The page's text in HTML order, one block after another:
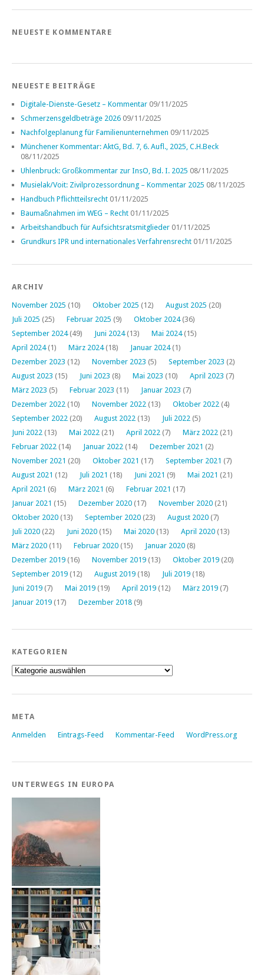
NEUESTE KOMMENTARE
NEUESTE BEITRÄGE
Digitale-Dienste-Gesetz – Kommentar 09/11/2025
Schmerzensgeldbeträge 2026 09/11/2025
Nachfolgeplanung für Familienunternehmen 09/11/2025
Münchener Kommentar: AktG, Bd. 7, 6. Aufl., 2025, C.H.Beck
08/11/2025
Uhlenbruck: Großkommentar zur InsO, Bd. I. 2025 08/11/2025
Musielak/Voit: Zivilprozessordnung – Kommentar 2025 08/11/2025
Handbuch Pflichtteilsrecht 01/11/2025
Baumaßnahmen im WEG – Recht 01/11/2025
Arbeitshandbuch für Aufsichtsratsmitglieder 01/11/2025
Grundkurs IPR und internationales Verfahrensrecht 01/11/2025
ARCHIV
November 2025 (10) Oktober 2025 (12) August 2025 (20)
Juli 2025 (25) Februar 2025 (9) Oktober 2024(36)
September 2024(49) Juni 2024(13) Mai 2024(15)
April 2024(1) März 2024(18) Januar 2024(1)
Dezember 2023 (12) November 2023 (5) September 2023 (2)
August 2023 (15) Juni 2023 (8) Mai 2023 (10) April 2023 (7)
März 2023 (5) Februar 2023 (11) Januar 2023 (7)
Dezember 2022 (10) November 2022 (13) Oktober 2022 (4)
September 2022 (20) August 2022 (13) Juli 2022 (5)
Juni 2022 (13) Mai 2022 (21) April 2022 (7) März 2022 (21)
Februar 2022 (14) Januar 2022 (14) Dezember 2021 (2)
November 2021 (20) Oktober 2021 (17) September 2021 (7)
August 2021 (12) Juli 2021 (18) Juni 2021 (9) Mai 2021 (21)
April 2021 (6) März 2021 (6) Februar 2021 (17)
Januar 2021 (15) Dezember 2020 (17) November 2020 (21)
Oktober 2020 (13) September 2020 (23) August 2020 (7)
Juli 2020 (22) Juni 2020 (15) Mai 2020 (13) April 2020 (13)
März 2020 (11) Februar 2020 (15) Januar 2020 (8)
Dezember 2019 (16) November 2019 (13) Oktober 2019 (20)
September 2019 (12) August 2019 (18) Juli 2019 (18)
Juni 2019 (7) Mai 2019 (19) April 2019 (12) März 2019 (7)
Januar 2019 (17) Dezember 2018 (9)
KATEGORIEN
Kategorien
META
Anmelden Eintrags-Feed Kommentar-Feed WordPress.org
UNTERWEGS IN EUROPA